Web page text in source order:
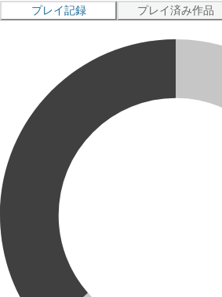
プレイ記録 プレイ済み作品